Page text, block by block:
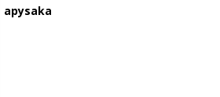
apysaka